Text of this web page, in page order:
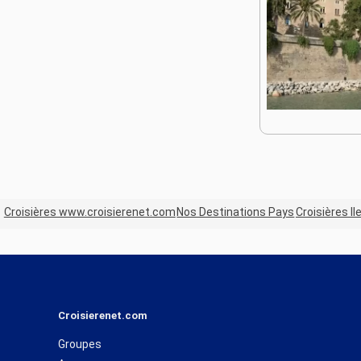
Croisières www.croisierenet.com Nos Destinations PaysCroisières
Croisierenet.com
Groupes